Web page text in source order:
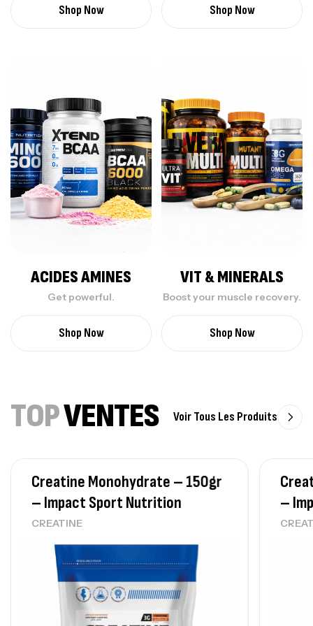
Shop Now Shop Now
ACIDES AMINES
Get powerful.
Shop Now
VIT & MINERALS
Boost your muscle recovery.
Shop Now
TOPVENTES Voir Tous Les Produits
Creatine Monohydrate – 150gr
– Impact Sport Nutrition
CREATINE
–